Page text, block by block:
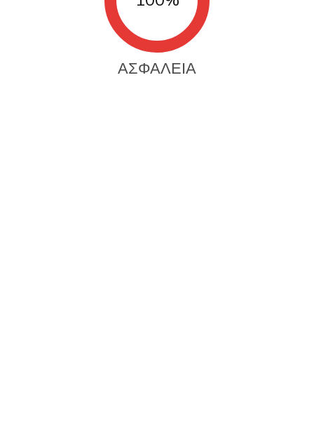
ΑΣΦΑΛΕΙΑ